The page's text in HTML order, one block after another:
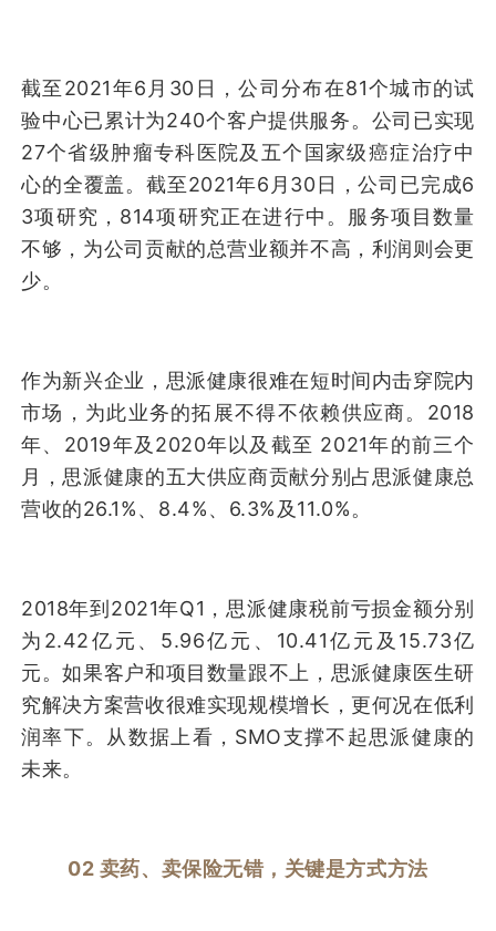
截至2021年6月30日，公司分布在81个城市的试
验中心已累计为240个客户提供服务。公司已实现
27个省级肿瘤专科医院及五个国家级癌症治疗中
心的全覆盖。截至2021年6月30日，公司已完成6
3项研究，814项研究正在进行中。服务项目数量
不够，为公司贡献的总营业额并不高，利润则会更
少。
作为新兴企业，思派健康很难在短时间内击穿院内
市场，为此业务的拓展不得不依赖供应商。2018
年、2019年及2020年以及截至 2021年的前三个
月，思派健康的五大供应商贡献分别占思派健康总
营收的26.1%、8.4%、6.3%及11.0%。
2018年到2021年Q1，思派健康税前亏损金额分别
为2.42亿元、5.96亿元、10.41亿元及15.73亿
元。如果客户和项目数量跟不上，思派健康医生研
究解决方案营收很难实现规模增长，更何况在低利
润率下。从数据上看，SMO支撑不起思派健康的
未来。
02 卖药、卖保险无错， 关键是方式方法